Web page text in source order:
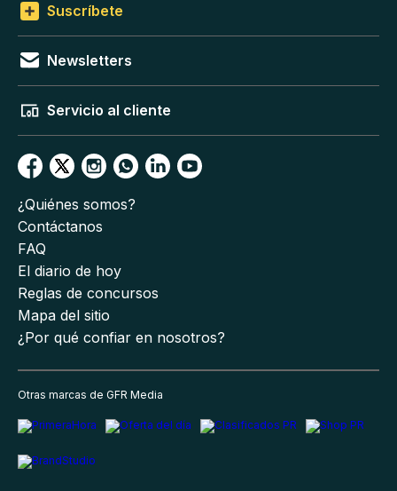
Suscríbete
Newsletters
Servicio al cliente
¿Quiénes somos?
Contáctanos
FAQ
El diario de hoy
Reglas de concursos
Mapa del sitio
¿Por qué confiar en nosotros?
Otras marcas de GFR Media